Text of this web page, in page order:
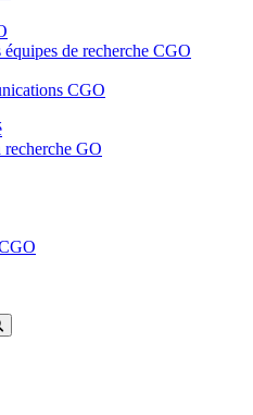
de recherche CGO
CGO
GO